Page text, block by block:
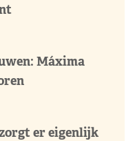
Máxima
er eigenlijk